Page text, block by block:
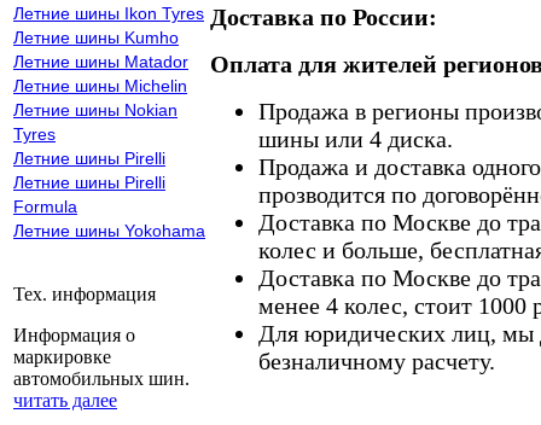
Летние шины Ikon Tyres
Летние шины Kumho
Летние шины Matador
Летние шины Michelin
Летние шины Nokian
Tyres
Летние шины Pirelli
Летние шины Pirelli
Formula
Летние шины Yokohama
Тех. информация
Информация о
маркировке
автомобильных шин.
читать далее
Доставка по России:
Оплата для жителей
Продажа в регионы
шины или 4 диска.
Продажа и доставка
прозводится по
Доставка по Москве до
колес и больше,
Доставка по Москве до
менее 4 колес, стоит 1000
Для юридических лиц, мы
безналичному расчету.